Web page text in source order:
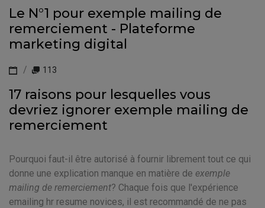
Le N°1 pour exemple mailing de
remerciement - Plateforme
marketing digital
113
17 raisons pour lesquelles vous
devriez ignorer exemple mailing de
remerciement
Pourquoi faut-il être autorisé à fournir librement tout ce qui
donne une explication manque en matière de exemple
mailing de remerciement? Chaque fois que l'expérience
emailing hr resume novices, il est recommandé de ne pas